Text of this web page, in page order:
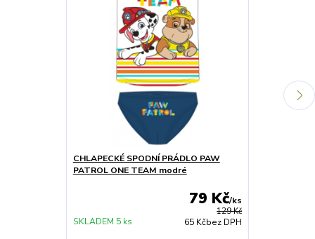
CHLAPECKÉ SPODNÍ PRÁDLO PAW
PATROL ONE TEAM modré
129 Kč
79 Kč/ks
65 Kčbez DPH
SKLADEM 5 ks